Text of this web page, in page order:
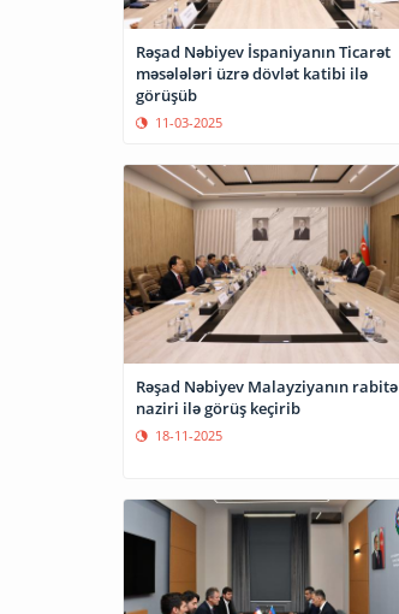
Rəşad Nəbiyev İspaniyanın Ticarət
məsələləri üzrə dövlət katibi ilə
görüşüb
11-03-2025
Rəşad Nəbiyev Malayziyanın rabitə
naziri ilə görüş keçirib
18-11-2025